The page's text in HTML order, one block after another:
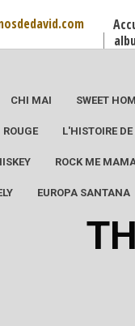
CHI MAI SWEET
ROUGE L'HISTOIRE
ROCK ME
EUROPA SANTANA